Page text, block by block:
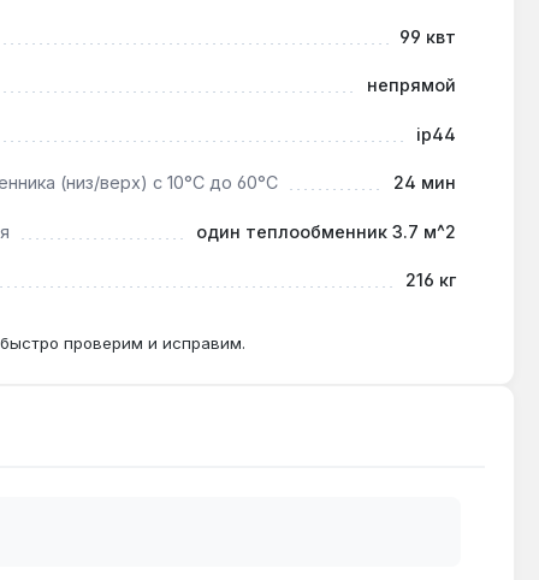
99 квт
непрямой
ip44
(низ/верх) с 10°С до 60°С 24 мин
один теплообменник 3.7 м^2
216 кг
проверим и исправим.